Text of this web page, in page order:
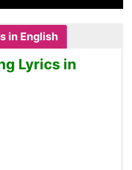
in English
Lyrics in